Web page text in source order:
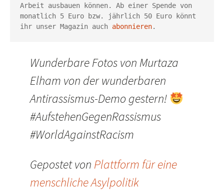
Arbeit ausbauen können. Ab einer Spende von
monatlich 5 Euro bzw. jährlich 50 Euro könnt
ihr unser Magazin auch abonnieren.
Wunderbare Fotos von Murtaza
Elham von der wunderbaren
Antirassismus-Demo gestern!
#AufstehenGegenRassismus
#WorldAgainstRacism
Gepostet von Plattform für eine
menschliche Asylpolitik